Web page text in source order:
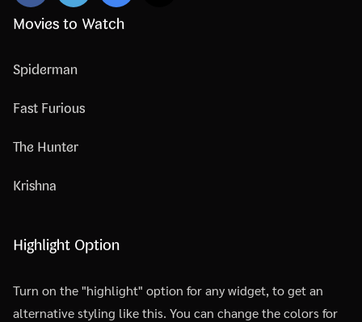
Movies to Watch
Spiderman
Fast Furious
The Hunter
Krishna
Highlight Option
Turn on the "highlight" option for any widget, to get an
alternative styling like this. You can change the colors for